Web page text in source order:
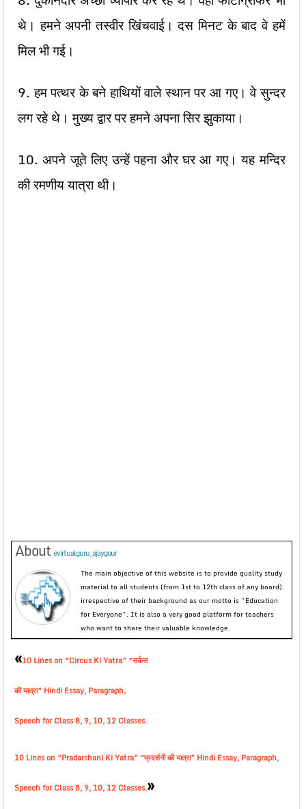
थे। हमने अपनी तस्वीर खिंचवाई। दस मिनट के बाद वे हमें
मिल भी गई।
9. हम पत्थर के बने हाथियों वाले स्थान पर आ गए। वे सुन्दर
लग रहे थे। मुख्य द्वार पर हमने अपना सिर झुकाया।
10. अपने जूते लिए उन्हें पहना और घर आ गए। यह मन्दिर
की रमणीय यात्रा थी।
About evirtualguru_ajaygour
The main objective of this website is to provide quality study
material to all students (from 1st to 12th class of any board)
irrespective of their background as our motto is “Education
for Everyone”. It is also a very good platform for teachers
who want to share their valuable knowledge.
«10 Lines on “Circus Ki Yatra” “सर्कस
की यात्रा” Hindi Essay, Paragraph,
Speech for Class 8, 9, 10, 12 Classes.
10 Lines on “Pradarshani Ki Yatra” “प्रदर्शनी की यात्रा” Hindi Essay, Paragraph,
Speech for Class 8, 9, 10, 12 Classes.»